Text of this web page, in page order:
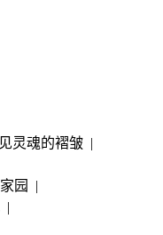
灵魂的褶皱 |
园 |
|